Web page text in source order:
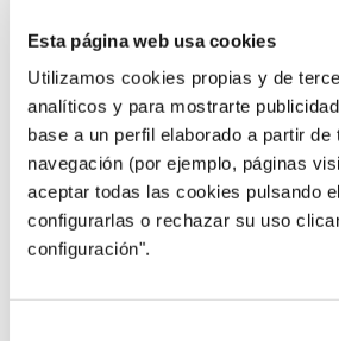
Esta página web usa cookies
Utilizamos cookies propias y de
analíticos y para mostrarte
base a un perfil elaborado a partir de
navegación (por ejemplo, páginas
aceptar todas las cookies pulsando
configurarlas o rechazar su uso
configuración".
10/01/2017
Pretemporada: las
proyecto
En estas fechas arranca la
muchos deportes. Esta etapa
todo el jugo del equipo y de